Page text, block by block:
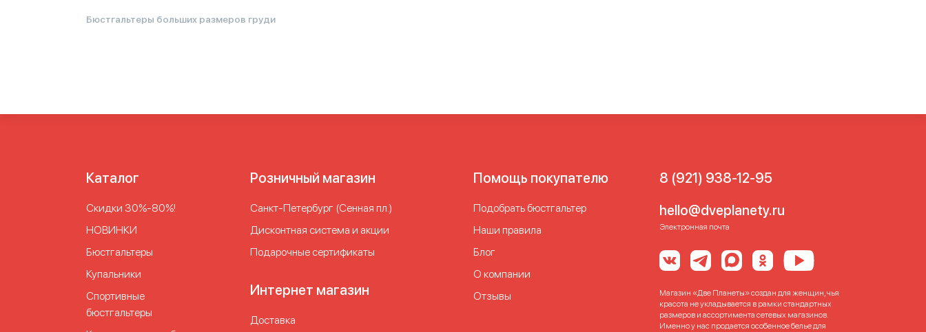
спорта Бюстгальтер для спорта большого размера
размеров Спортивные женские бюстгальтеры Спортивные лифчики Спортивные лифчики больших размеров Спортивные фитнес
Спортивный бюстгальтер на большую чашку Спортивный бюстгальтер с поддержкой Спортивный бюстгальтер с чашечками
Бюстгальтеры больших размеров груди
Каталог
Скидки 30%-80%!
НОВИНКИ
Бюстгальтеры
Купальники
Спортивные
бюстгальтеры
Розничный магазин
Cанкт-Петербург (Сенная пл.)
Дисконтная система и акции
Подарочные сертификаты
Интернет магазин
Доставка
Помощь покупателю
Подобрать бюстгальтер
Наши правила
Блог
О компании
Отзывы
8 (921) 938-12-95
hello@dveplanety.ru
Электронная почта
Магазин «Две Планеты» создан для женщин, чья
красота не укладывается в рамки стандартных
размеров и ассортимента сетевых магазинов.
Именно у нас продается особенное белье для